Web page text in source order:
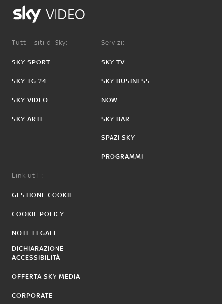
VIDEO
Tutti i siti di Sky:
SKY SPORT
SKY TG 24
SKY VIDEO
SKY ARTE
Servizi:
SKY TV
SKY BUSINESS
NOW
SKY BAR
SPAZI SKY
PROGRAMMI
Link utili:
GESTIONE COOKIE
COOKIE POLICY
NOTE LEGALI
DICHIARAZIONE
ACCESSIBILITÀ
OFFERTA SKY MEDIA
CORPORATE